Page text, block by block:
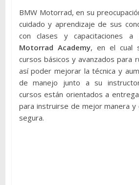
BMW Motorrad, en su
cuidado y aprendizaje de sus
con clases y capacitaciones
Motorrad Academy, en el cual
cursos básicos y avanzados para
así poder mejorar la técnica y
de manejo junto a su
cursos están orientados a
para instruirse de mejor manera y
segura.